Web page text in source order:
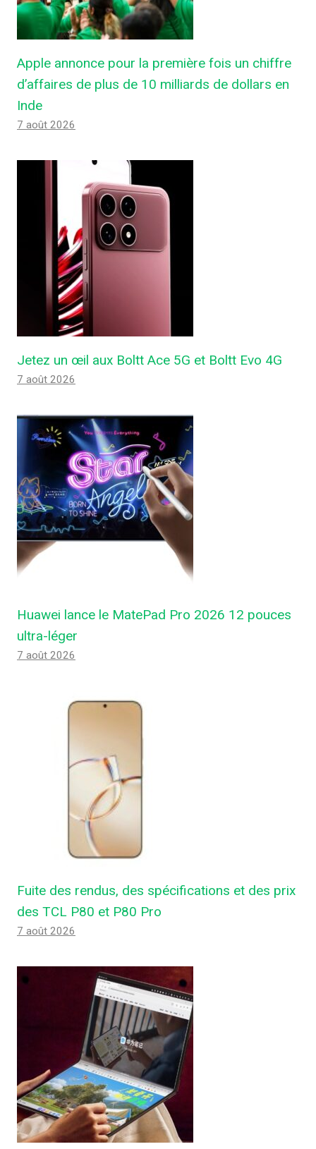
Apple annonce pour la première fois un chiffre
d’affaires de plus de 10 milliards de dollars en
Inde
7 août 2026
Jetez un œil aux Boltt Ace 5G et Boltt Evo 4G
7 août 2026
Huawei lance le MatePad Pro 2026 12 pouces
ultra-léger
7 août 2026
Fuite des rendus, des spécifications et des prix
des TCL P80 et P80 Pro
7 août 2026